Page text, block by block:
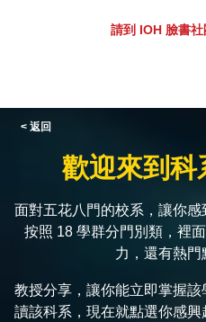
請到 IOH 臉書
< 返回
歡迎來到科
面對五花八門的校系，讓你
按照 18 學群分門別類，裡
力，還有熱門
教授分享，讓你能立即掌握
讀該科系，現在就點選你感興